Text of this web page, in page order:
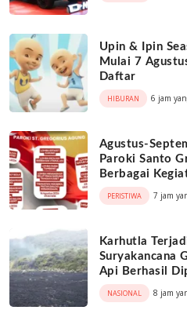
Upin & Ipin
Mulai 7
Daftar
HIBURAN 6 jam
Agustus-
Paroki Santo
Berbagai
Paroki
PERISTIWA 7 jam
Karhutla
Suryakancana
Api Berhasil
NASIONAL 8 jam